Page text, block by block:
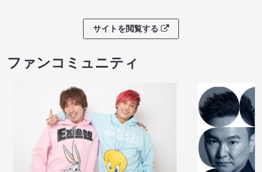
サイトを閲覧する
ファンコミュニティ